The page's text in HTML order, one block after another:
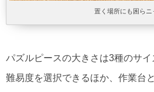
置く場所にも困らニ
パズルピースの大きさは3種のサ
難易度を選択できるほか、作業台